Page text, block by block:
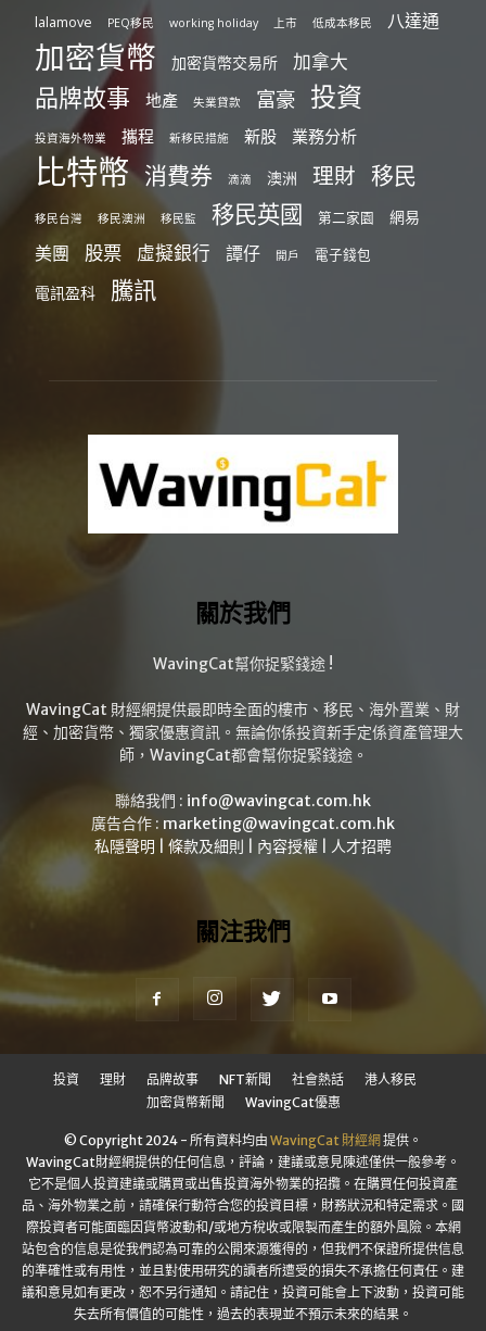
lalamove PEQ移民 working holiday 上市 低成本移民 八達通
加密貨幣 加密貨幣交易所 加拿大
品牌故事 地產 失業貸款 富豪 投資
投資海外物業 攜程 新移民措施 新股 業務分析
比特幣 消費券 滴滴 澳洲 理財 移民
移民台灣 移民澳洲 移民監 移民英國 第二家園 網易
美團 股票 虛擬銀行 譚仔 開戶 電子錢包
電訊盈科 騰訊
關於我們
WavingCat幫你捉緊錢途 !
WavingCat 財經網提供最即時全面的樓市、移民、海外置業、財
經、加密貨幣、獨家優惠資訊。無論你係投資新手定係資產管理大
師，WavingCat都會幫你捉緊錢途。
聯絡我們 : info@wavingcat.com.hk
廣告合作 : marketing@wavingcat.com.hk
私隱聲明
條款及細則 內容授權 人才招聘
關注我們
投資 理財 品牌故事 NFT新聞 社會熱話
港人移民
加密貨幣新聞
WavingCat優惠
© Copyright 2024 - 所有資料均由 WavingCat 財經網提供。
WavingCat財經網提供的任何信息，評論，建議或意見陳述僅供一般參考。
它不是個人投資建議或購買或出售投資海外物業的招攬。在購買任何投資產
品、海外物業之前，請確保行動符合您的投資目標，財務狀況和特定需求。國
際投資者可能面臨因貨幣波動和/或地方稅收或限製而產生的額外風險。本網
站包含的信息是從我們認為可靠的公開來源獲得的，但我們不保證所提供信息
的準確性或有用性，並且對使用研究的讀者所遭受的損失不承擔任何責任。建
議和意見如有更改，恕不另行通知。請記住，投資可能會上下波動，投資可能
失去所有價值的可能性，過去的表現並不預示未來的結果。